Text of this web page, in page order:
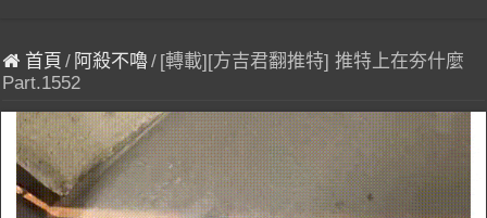
首頁 / 阿殺不嚕/ [轉載][方吉君翻推特] 推特上在夯什麼
Part.1552